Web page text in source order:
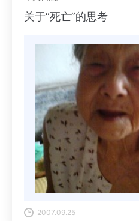
关于“死亡”的思考
2007.09.25